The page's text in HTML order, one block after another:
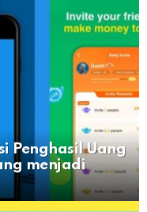
Penghasil Uang
menjadi